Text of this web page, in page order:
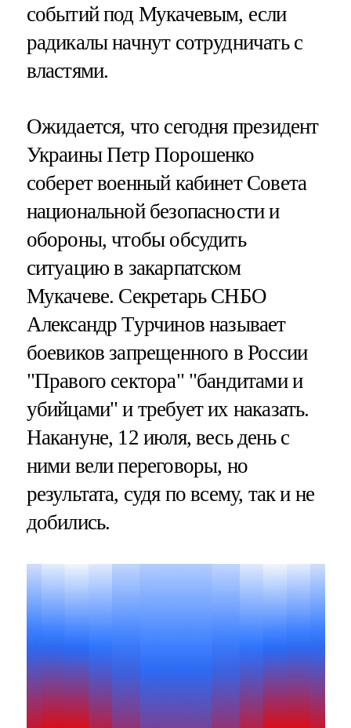
событий под Мукачевым, если
радикалы начнут сотрудничать с
властями.
Ожидается, что сегодня президент
Украины Петр Порошенко
соберет военный кабинет Совета
национальной безопасности и
обороны, чтобы обсудить
ситуацию в закарпатском
Мукачеве. Секретарь СНБО
Александр Турчинов называет
боевиков запрещенного в России
"Правого сектора" "бандитами и
убийцами" и требует их наказать.
Накануне, 12 июля, весь день с
ними вели переговоры, но
результата, судя по всему, так и не
добились.